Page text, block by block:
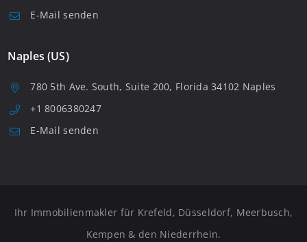
E-Mail senden
Naples (US)
780 5th Ave. South, Suite 200, Florida 34102 Naples
+1 8006380247
E-Mail senden
Ihr Immobilienmakler für Krefeld, Düsseldorf, Meerbusch,
Kempen & den Niederrhein.